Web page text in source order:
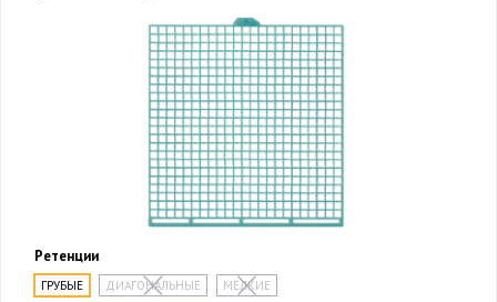
Ретенции
ГРУБЫЕ ДИАГОНАЛЬНЫЕ
МЕЛКИЕ